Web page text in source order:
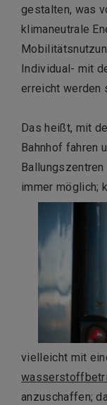
gestalten, was
klimaneutrale
Individual- mit
erreicht werden
Das heißt, mit
Bahnhof fahren
Ballungszentren
immer möglich;
vielleicht mit
anzuschaffen;